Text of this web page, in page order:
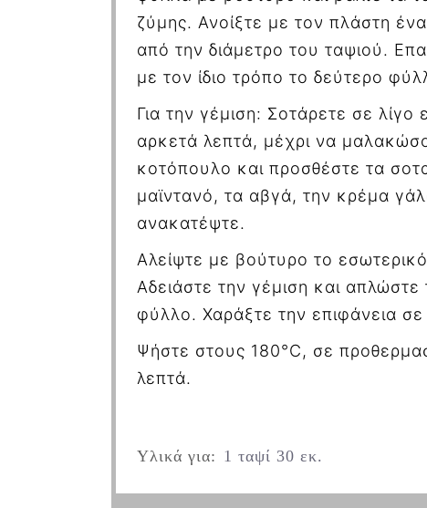
ζύμης. Ανοίξτε με τον πλάστη
από την διάμετρο του ταψιού.
με τον ίδιο τρόπο το δεύτερο
Για την γέμιση: Σοτάρετε σε
αρκετά λεπτά, μέχρι να
κοτόπουλο και προσθέστε τα
μαϊντανό, τα αβγά, την κρέμα
ανακατέψτε.
Αλείψτε με βούτυρο το
Αδειάστε την γέμιση και
φύλλο. Χαράξτε την επιφάνεια
Ψήστε στους 180°C, σε
λεπτά.
Υλικά για: 1 ταψί 30 εκ.